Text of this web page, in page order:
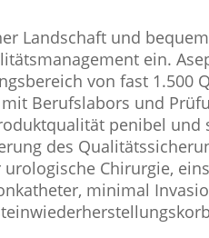
Landschaft und
ein.
von fast 1.500
Berufslabors und
penibel und
des
Chirurgie,
minimal